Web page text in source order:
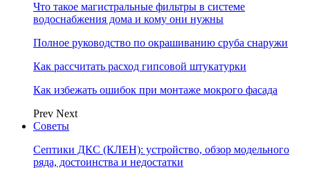
Что такое магистральные фильтры в системе
водоснабжения дома и кому они нужны
Полное руководство по окрашиванию сруба снаружи
Как рассчитать расход гипсовой штукатурки
Как избежать ошибок при монтаже мокрого фасада
Prev Next
Советы
Септики ДКС (КЛЕН): устройство, обзор модельного
ряда, достоинства и недостатки